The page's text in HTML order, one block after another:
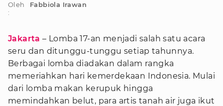
Oleh
:
Fabbiola Irawan
Jakarta – Lomba 17-an menjadi salah satu acara
seru dan ditunggu-tunggu setiap tahunnya.
Berbagai lomba diadakan dalam rangka
memeriahkan hari kemerdekaan Indonesia. Mulai
dari lomba makan kerupuk hingga
memindahkan belut, para artis tanah air juga ikut